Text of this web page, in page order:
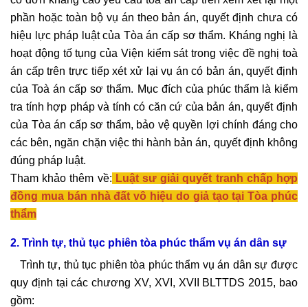
phần hoặc toàn bộ vụ án theo bản án, quyết định chưa có
hiệu lực pháp luật của Tòa án cấp sơ thẩm. Kháng nghị là
hoạt động tố tụng của Viện kiểm sát trong việc đề nghị toà
án cấp trên trực tiếp xét xử lại vụ án có bản án, quyết định
của Toà án cấp sơ thẩm. Mục đích của phúc thẩm là kiểm
tra tính hợp pháp và tính có căn cứ của bản án, quyết định
của Tòa án cấp sơ thẩm, bảo vệ quyền lợi chính đáng cho
các bên, ngăn chặn việc thi hành bản án, quyết định không
đúng pháp luật.
Tham khảo thêm về: Luật sư giải quyết tranh chấp hợp
đồng mua bán nhà đất vô hiệu do giả tạo tại Tòa phúc
thẩm
2. Trình tự, thủ tục phiên tòa phúc thẩm vụ án dân sự
Trình tự, thủ tục phiên tòa phúc thẩm vụ án dân sự được
quy định tại các chương XV, XVI, XVII BLTTDS 2015, bao
gồm: